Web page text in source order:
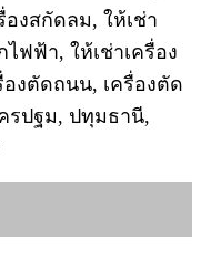
องสกัดลม, ให้เช่า
ฟฟ้า, ให้เช่าเครื่อง
งตัดถนน, เครื่องตัด
รปฐม, ปทุมธานี,